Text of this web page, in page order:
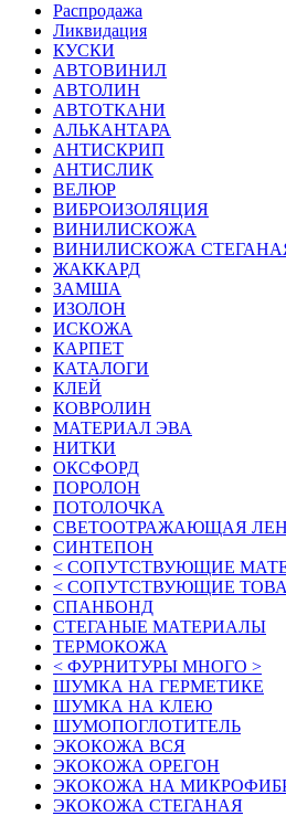
Распродажа
Ликвидация
КУСКИ
АВТОВИНИЛ
АВТОЛИН
АВТОТКАНИ
АЛЬКАНТАРА
АНТИСКРИП
АНТИСЛИК
ВЕЛЮР
ВИБРОИЗОЛЯЦИЯ
ВИНИЛИСКОЖА
ВИНИЛИСКОЖА
ЖАККАРД
ЗАМША
ИЗОЛОН
ИСКОЖА
КАРПЕТ
КАТАЛОГИ
КЛЕЙ
КОВРОЛИН
МАТЕРИАЛ ЭВА
НИТКИ
ОКСФОРД
ПОРОЛОН
ПОТОЛОЧКА
СВЕТООТРАЖАЮЩАЯ
СИНТЕПОН
< СОПУТСТВУЮЩИЕ
< СОПУТСТВУЮЩИЕ
СПАНБОНД
СТЕГАНЫЕ МАТЕРИАЛЫ
ТЕРМОКОЖА
< ФУРНИТУРЫ МНОГО >
ШУМКА НА ГЕРМЕТИКЕ
ШУМКА НА КЛЕЮ
ШУМОПОГЛОТИТЕЛЬ
ЭКОКОЖА ВСЯ
ЭКОКОЖА ОРЕГОН
ЭКОКОЖА НА
ЭКОКОЖА СТЕГАНАЯ